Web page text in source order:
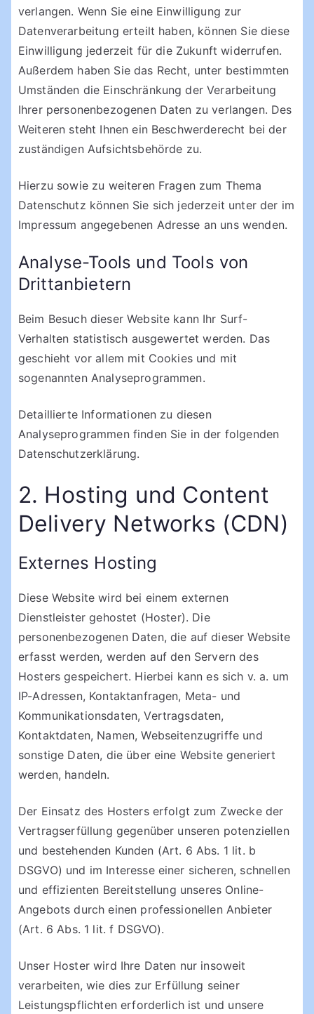
verlangen. Wenn Sie eine Einwilligung zur
Datenverarbeitung erteilt haben, können Sie diese
Einwilligung jederzeit für die Zukunft widerrufen.
Außerdem haben Sie das Recht, unter bestimmten
Umständen die Einschränkung der Verarbeitung
Ihrer personenbezogenen Daten zu verlangen. Des
Weiteren steht Ihnen ein Beschwerderecht bei der
zuständigen Aufsichtsbehörde zu.
Hierzu sowie zu weiteren Fragen zum Thema
Datenschutz können Sie sich jederzeit unter der im
Impressum angegebenen Adresse an uns wenden.
Analyse-Tools und Tools von
Drittanbietern
Beim Besuch dieser Website kann Ihr Surf-
Verhalten statistisch ausgewertet werden. Das
geschieht vor allem mit Cookies und mit
sogenannten Analyseprogrammen.
Detaillierte Informationen zu diesen
Analyseprogrammen finden Sie in der folgenden
Datenschutzerklärung.
2. Hosting und Content
Delivery Networks (CDN)
Externes Hosting
Diese Website wird bei einem externen
Dienstleister gehostet (Hoster). Die
personenbezogenen Daten, die auf dieser Website
erfasst werden, werden auf den Servern des
Hosters gespeichert. Hierbei kann es sich v. a. um
IP-Adressen, Kontaktanfragen, Meta- und
Kommunikationsdaten, Vertragsdaten,
Kontaktdaten, Namen, Webseitenzugriffe und
sonstige Daten, die über eine Website generiert
werden, handeln.
Der Einsatz des Hosters erfolgt zum Zwecke der
Vertragserfüllung gegenüber unseren potenziellen
und bestehenden Kunden (Art. 6 Abs. 1 lit. b
DSGVO) und im Interesse einer sicheren, schnellen
und effizienten Bereitstellung unseres Online-
Angebots durch einen professionellen Anbieter
(Art. 6 Abs. 1 lit. f DSGVO).
Unser Hoster wird Ihre Daten nur insoweit
verarbeiten, wie dies zur Erfüllung seiner
Leistungspflichten erforderlich ist und unsere